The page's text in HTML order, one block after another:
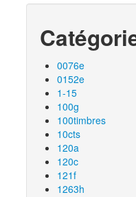
0076e
0152e
1-15
100g
100timbres
10cts
120a
120c
121f
1263h